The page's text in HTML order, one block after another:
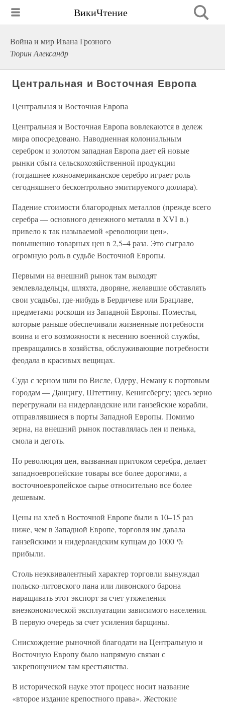
ВикиЧтение
Война и мир Ивана Грозного
Тюрин Александр
Центральная и Восточная Европа
Центральная и Восточная Европа
Центральная и Восточная Европа вовлекаются в дележ
мира опосредовано. Наводненная колониальным
серебром и золотом западная Европа дает ей новые
рынки сбыта сельскохозяйственной продукции
(тогдашнее южноамериканское серебро играет роль
сегодняшнего бесконтрольно эмитируемого доллара).
Падение стоимости благородных металлов (прежде всего
серебра — основного денежного металла в XVI в.)
привело к так называемой «революции цен»,
повышению товарных цен в 2,5–4 раза. Это сыграло
огромную роль в судьбе Восточной Европы.
Первыми на внешний рынок там выходят
землевладельцы, шляхта, дворяне, желавшие обставлять
свои усадьбы, где-нибудь в Бердичеве или Брацлаве,
предметами роскоши из Западной Европы. Поместья,
которые раньше обеспечивали жизненные потребности
воина и его возможности к несению военной службы,
превращались в хозяйства, обслуживающие потребности
феодала в красивых вещицах.
Суда с зерном шли по Висле, Одеру, Неману к портовым
городам — Данцигу, Штеттину, Кенигсбергу; здесь зерно
перегружали на нидерландские или ганзейские корабли,
отправлявшиеся в порты Западной Европы. Помимо
зерна, на внешний рынок поставлялась лен и пенька,
смола и деготь.
Но революция цен, вызванная притоком серебра, делает
западноевропейские товары все более дорогими, а
восточноевропейское сырье относительно все более
дешевым.
Цены на хлеб в Восточной Европе были в 10–15 раз
ниже, чем в Западной Европе, торговля им давала
ганзейскими и нидерландским купцам до 1000 %
прибыли.
Столь неэквивалентный характер торговли вынуждал
польско-литовского пана или ливонского барона
наращивать этот экспорт за счет утяжеления
внеэкономической эксплуатации зависимого населения.
В первую очередь за счет усиления барщины.
Снисхождение рыночной благодати на Центральную и
Восточную Европу было напрямую связан с
закрепощением там крестьянства.
В исторической науке этот процесс носит название
«второе издание крепостного права». Жестокие